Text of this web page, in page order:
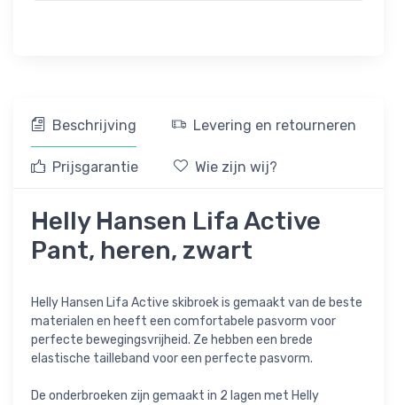
Beschrijving Levering en retourneren
Prijsgarantie Wie zijn wij?
Helly Hansen Lifa Active
Pant, heren, zwart
Helly Hansen Lifa Active skibroek is gemaakt van de beste
materialen en heeft een comfortabele pasvorm voor
perfecte bewegingsvrijheid. Ze hebben een brede
elastische tailleband voor een perfecte pasvorm.
De onderbroeken zijn gemaakt in 2 lagen met Helly